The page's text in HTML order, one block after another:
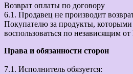
Возврат оплаты по договору
6.1. Продавец не производит
Покупателю за продукты,
воспользоваться по независящим
Права и обязанности сторон
7.1. Исполнитель обязуется: